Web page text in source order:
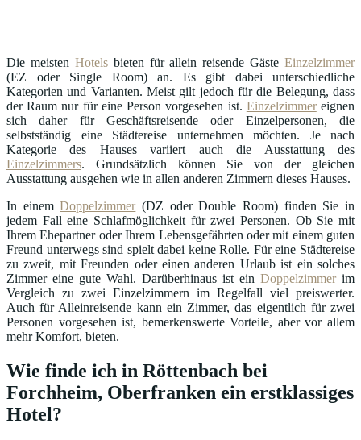
Die meisten Hotelsbieten für allein reisende Gäste Einzelzimmer
(EZ oder Single Room) an. Es gibt dabei unterschiedliche
Kategorien und Varianten. Meist gilt jedoch für die Belegung, dass
der Raum nur für eine Person vorgesehen ist. Einzelzimmereignen
sich daher für Geschäftsreisende oder Einzelpersonen, die
selbstständig eine Städtereise unternehmen möchten. Je nach
Kategorie des Hauses variiert auch die Ausstattung des
Einzelzimmers. Grundsätzlich können Sie von der gleichen
Ausstattung ausgehen wie in allen anderen Zimmern dieses Hauses.
In einemDoppelzimmer(DZ oder Double Room) finden Sie in
jedem Fall eine Schlafmöglichkeit für zwei Personen. Ob Sie mit
Ihrem Ehepartner oder Ihrem Lebensgefährten oder mit einem guten
Freund unterwegs sind spielt dabei keine Rolle. Für eine Städtereise
zu zweit, mit Freunden oder einen anderen Urlaub ist ein solches
Zimmer eine gute Wahl. Darüberhinaus ist ein Doppelzimmerim
Vergleich zu zwei Einzelzimmern im Regelfall viel preiswerter.
Auch für Alleinreisende kann ein Zimmer, das eigentlich für zwei
Personen vorgesehen ist, bemerkenswerte Vorteile, aber vor allem
mehr Komfort, bieten.
Wie finde ich in Röttenbach bei
Forchheim, Oberfranken ein erstklassiges
Hotel?